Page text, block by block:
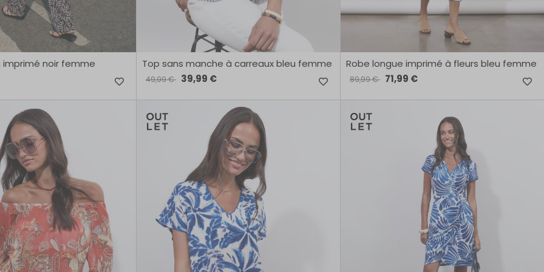
imprimé noir femme Top sans manche à carreaux bleu femme
49,99 € 39,99 €
Robe longue imprimé à fleurs bleu femme
89,99 € 71,99 €